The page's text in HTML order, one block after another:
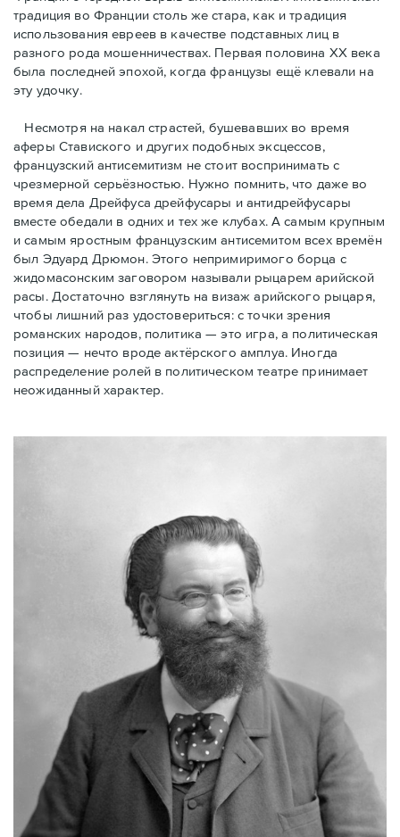
традиция во Франции столь же стара, как и традиция
использования евреев в качестве подставных лиц в
разного рода мошенничествах. Первая половина ХХ века
была последней эпохой, когда французы ещё клевали на
эту удочку.
Несмотря на накал страстей, бушевавших во время
аферы Ставиского и других подобных эксцессов,
французский антисемитизм не стоит воспринимать с
чрезмерной серьёзностью. Нужно помнить, что даже во
время дела Дрейфуса дрейфусары и антидрейфусары
вместе обедали в одних и тех же клубах. А самым крупным
и самым яростным французским антисемитом всех времён
был Эдуард Дрюмон. Этого непримиримого борца с
жидомасонским заговором называли рыцарем арийской
расы. Достаточно взглянуть на визаж арийского рыцаря,
чтобы лишний раз удостовериться: с точки зрения
романских народов, политика — это игра, а политическая
позиция — нечто вроде актёрского амплуа. Иногда
распределение ролей в политическом театре принимает
неожиданный характер.